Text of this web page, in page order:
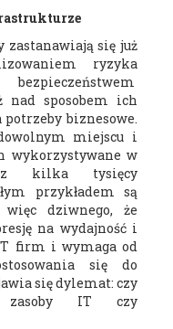
zastanawiają się już
ryzyka
nad sposobem ich
biznesowe.
miejscu i
wykorzystywane w
kilka tysięcy
przykładem są
dziwnego, że
na wydajność i
firm i wymaga od
się do
się dylemat: czy
zasoby IT czy